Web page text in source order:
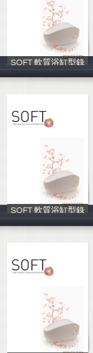
SOFT 軟質浴缸型錄
Channel D
SOFT 軟質浴缸型錄
Channel D